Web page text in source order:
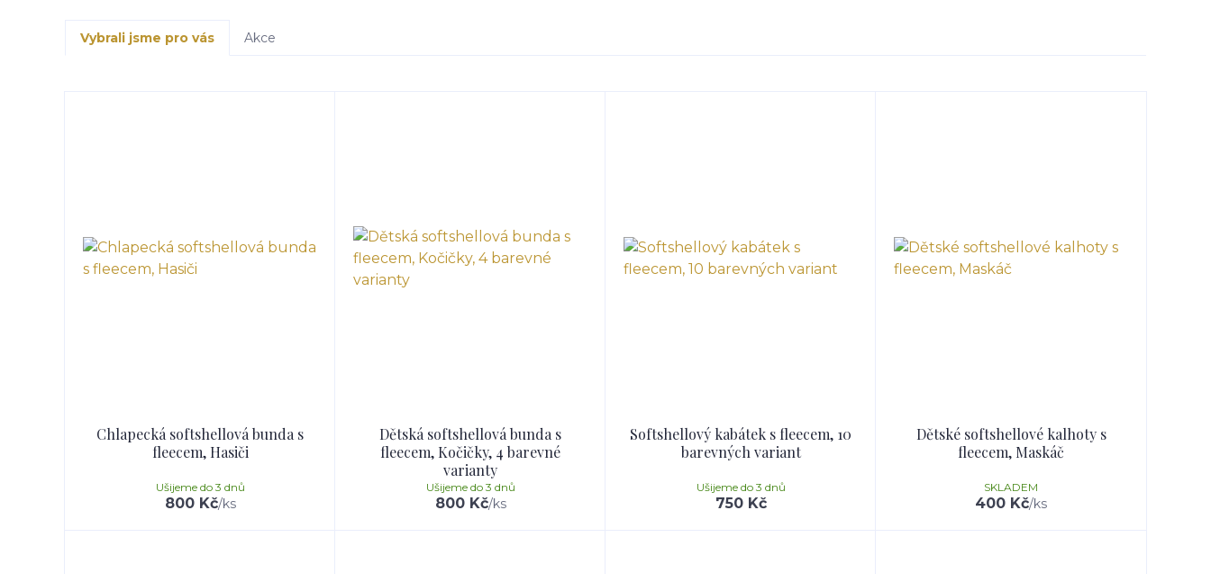
Vybrali jsme pro vás Akce
Chlapecká softshellová bunda s
fleecem, Hasiči
800 Kč/ks
Ušijeme do 3 dnů
Dětská softshellová bunda s
fleecem, Kočičky, 4 barevné
varianty
800 Kč/ks
Ušijeme do 3 dnů
Softshellový kabátek s fleecem, 10
barevných variant
750 Kč
Ušijeme do 3 dnů
Dětské softshellové kalhoty s
fleecem, Maskáč
400 Kč/ks
SKLADEM